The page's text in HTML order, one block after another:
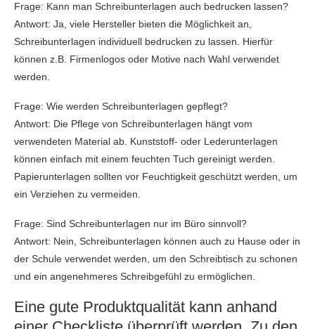
Frage: Kann man Schreibunterlagen auch bedrucken lassen?
Antwort: Ja, viele Hersteller bieten die Möglichkeit an,
Schreibunterlagen individuell bedrucken zu lassen. Hierfür
können z.B. Firmenlogos oder Motive nach Wahl verwendet
werden.
Frage: Wie werden Schreibunterlagen gepflegt?
Antwort: Die Pflege von Schreibunterlagen hängt vom
verwendeten Material ab. Kunststoff- oder Lederunterlagen
können einfach mit einem feuchten Tuch gereinigt werden.
Papierunterlagen sollten vor Feuchtigkeit geschützt werden, um
ein Verziehen zu vermeiden.
Frage: Sind Schreibunterlagen nur im Büro sinnvoll?
Antwort: Nein, Schreibunterlagen können auch zu Hause oder in
der Schule verwendet werden, um den Schreibtisch zu schonen
und ein angenehmeres Schreibgefühl zu ermöglichen.
Eine gute Produktqualität kann anhand